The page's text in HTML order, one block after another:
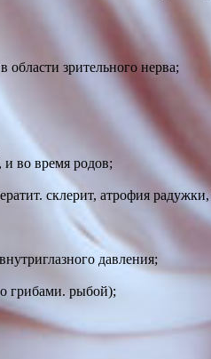
зрительного нерва;
во время родов;
склерит, атрофия
давления;
грибами. рыбой);